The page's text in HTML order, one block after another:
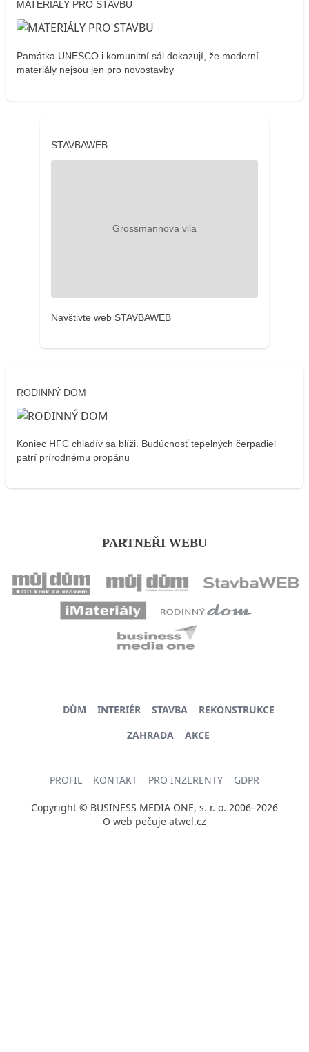
MATERIÁLY PRO STAVBU
Památka UNESCO i komunitní sál dokazují, že moderní
materiály nejsou jen pro novostavby
STAVBAWEB
Navštivte web STAVBAWEB
RODINNÝ DOM
Koniec HFC chladív sa blíži. Budúcnosť tepelných čerpadiel
patrí prírodnému propánu
PARTNEŘI WEBU
DŮM INTERIÉR STAVBA
REKONSTRUKCE
ZAHRADA
AKCE
PROFIL KONTAKT PRO INZERENTY GDPR
Copyright © BUSINESS MEDIA ONE, s. r. o. 2006–2026